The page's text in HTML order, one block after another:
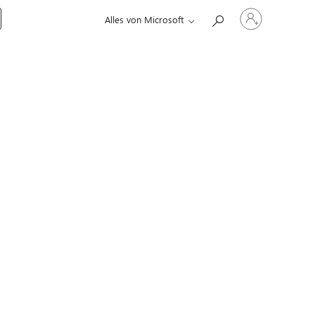
Alles von Microsoft
Bei
Ihrem
Konto